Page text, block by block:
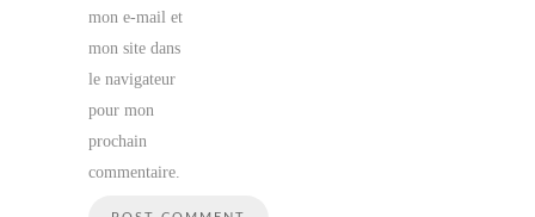
mon e-mail et
mon site dans
le navigateur
pour mon
prochain
commentaire.